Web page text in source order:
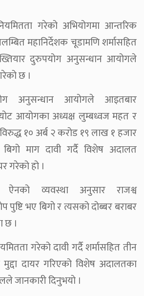
गरेको अभियोगमा आन्तरिक
महानिर्देशक चूडामणि शर्मासहित
दुरुपयोग अनुसन्धान आयोगले
छ ।
अनुसन्धान आयोगले आइतबार
आयोगका अध्यक्ष लुम्बध्वज महत र
१० अर्ब २ करोड १९ लाख १ हजार
माग दावी गर्दै विशेष अदालत
गरेको हो ।
ऐनको व्यवस्था अनुसार राजश्व
पुष्टि भए बिगो र त्यसको दोब्बर बराबर
छ ।
गरेको दावी गर्दै शर्मासहित तीन
मुद्दा दायर गरिएको विशेष अदालतका
जानकारी दिनुभयो ।